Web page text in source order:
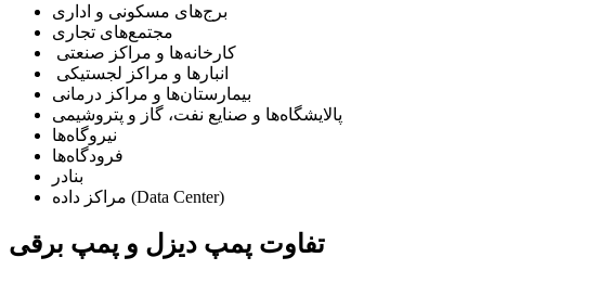
برج‌های مسکونی و اداری
مجتمع‌های تجاری
کارخانه‌ها و مراکز صنعتی
انبارها و مراکز لجستیکی
بیمارستان‌ها و مراکز درمانی
پالایشگاه‌ها و صنایع نفت، گاز و پتروشیمی
نیروگاه‌ها
فرودگاه‌ها
بنادر
مراکز داده (Data Center)
تفاوت پمپ دیزل و پمپ برقی